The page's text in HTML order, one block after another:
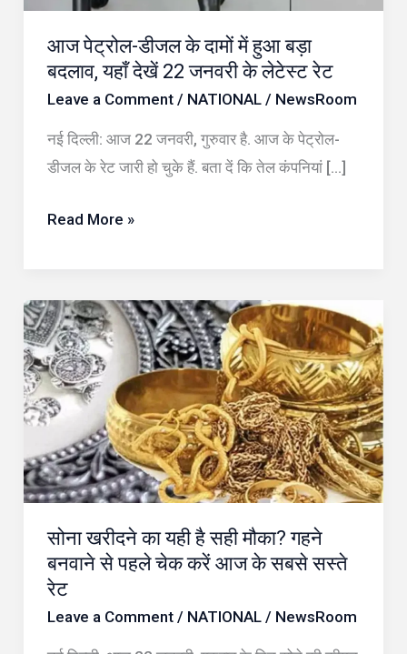
आज पेट्रोल-डीजल के दामों में हुआ बड़ा
बदलाव, यहाँ देखें 22 जनवरी के लेटेस्ट रेट
Leave a Comment / NATIONAL/ NewsRoom
नई दिल्ली: आज 22 जनवरी, गुरुवार है. आज के पेट्रोल-
डीजल के रेट जारी हो चुके हैं. बता दें कि तेल कंपनियां […]
बदलाव,
यहाँ
देखें
22
जनवरी
लेटेस्ट
Read More »
सोना खरीदने का यही है सही मौका? गहने
बनवाने से पहले चेक करें आज के सबसे सस्ते
रेट
Leave a Comment / NATIONAL/ NewsRoom
सोना
खरीदने
का
यही
है
सही
मौका?
बनवाने
से
पहले
चेक